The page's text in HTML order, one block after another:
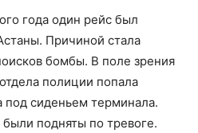
года один рейс был
Причиной стала
бомбы. В поле зрения
полиции попала
под сиденьем терминала.
подняты по тревоге.